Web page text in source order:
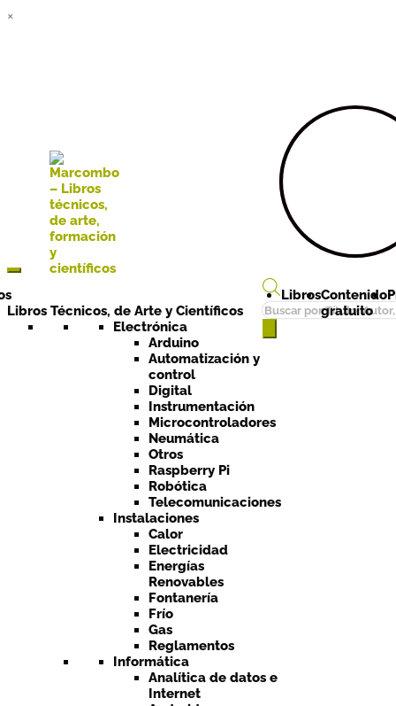
×
Búsqueda
de
Libros Técnicos, de Arte y Científicos
Electrónica
Arduino
Automatización y
control
Digital
Instrumentación
Microcontroladores
Neumática
Otros
Raspberry Pi
Robótica
Telecomunicaciones
Instalaciones
Calor
Electricidad
Energías
Renovables
Fontanería
Frío
Gas
Reglamentos
Informática
Analítica de datos e
Internet
LibrosContenido
gratuito